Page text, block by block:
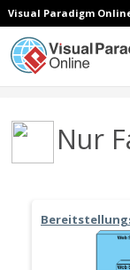
Visual Paradigm
Nur